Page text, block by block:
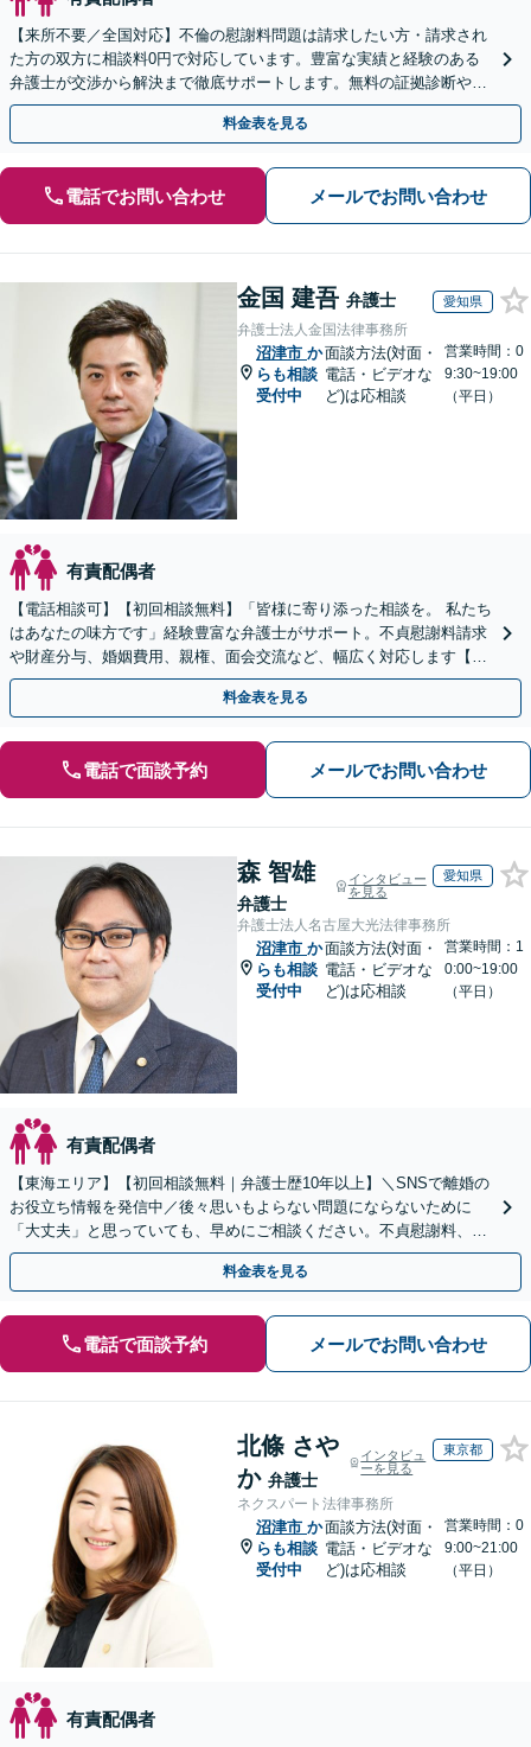
【来所不要／全国対応】不倫の慰謝料問題は請求したい方・請求され
た方の双方に相談料0円で対応しています。豊富な実績と経験のある
弁護士が交渉から解決まで徹底サポートします。無料の証拠診断や着
手金の返還保証もありますので安心してご相談ください。
料金表を見る
電話でお問い合わせ メールでお問い合わせ
金国 建吾 弁護士 愛知県
弁護士法人金国法律事務所
沼津市 か
らも相談
受付中
面談方法(対面・
電話・ビデオな
ど)は応相談
営業時間：0
9:30~19:00
（平日）
有責配偶者
【電話相談可】【初回相談無料】「皆様に寄り添った相談を。 私たち
はあなたの味方です」経験豊富な弁護士がサポート。不貞慰謝料請求
や財産分与、婚姻費用、親権、面会交流など、幅広く対応します【夜
間・休日面談可】【完全個室】【名古屋駅7分】
料金表を見る
電話で面談予約 メールでお問い合わせ
森 智雄
弁護士
インタビュー
を見る
愛知県
弁護士法人名古屋大光法律事務所
沼津市 か
らも相談
受付中
面談方法(対面・
電話・ビデオな
ど)は応相談
営業時間：1
0:00~19:00
（平日）
有責配偶者
【東海エリア】【初回相談無料｜弁護士歴10年以上】＼SNSで離婚の
お役立ち情報を発信中／後々思いもよらない問題にならないために
「大丈夫」と思っていても、早めにご相談ください。不貞慰謝料、養
育費、財産分与、DV、モラハラなど【出張相談可】
料金表を見る
電話で面談予約 メールでお問い合わせ
北條 さや
か 弁護士
インタビュ
ーを見る
東京都
ネクスパート法律事務所
沼津市 か
らも相談
受付中
面談方法(対面・
電話・ビデオな
ど)は応相談
営業時間：0
9:00~21:00
（平日）
有責配偶者